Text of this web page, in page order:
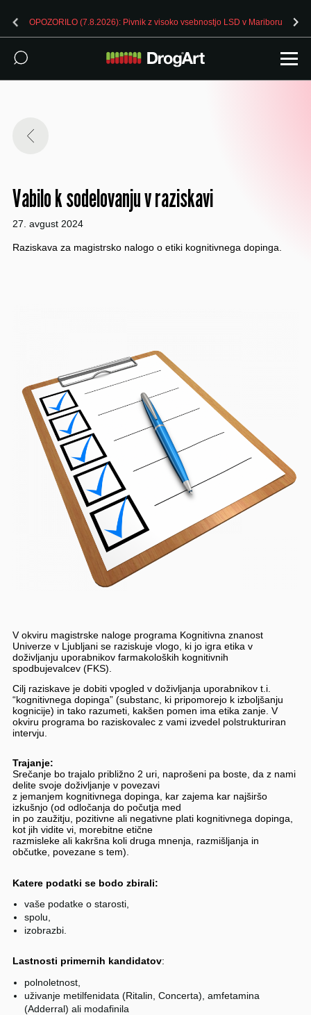
OPOZORILO (7.8.2026): Pivnik z visoko vsebnostjo LSD v Mariboru
Vabilo k sodelovanju v raziskavi
27. avgust 2024
Raziskava za magistrsko nalogo o etiki kognitivnega dopinga.
V okviru magistrske naloge programa Kognitivna znanost
Univerze v Ljubljani se raziskuje vlogo, ki jo igra etika v
doživljanju uporabnikov farmakoloških kognitivnih
spodbujevalcev (FKS).
Cilj raziskave je dobiti vpogled v doživljanja uporabnikov t.i.
“kognitivnega dopinga” (substanc, ki pripomorejo k izboljšanju
kognicije) in tako razumeti, kakšen pomen ima etika zanje. V
okviru programa bo raziskovalec z vami izvedel polstrukturiran
intervju.
Trajanje:
Srečanje bo trajalo približno 2 uri, naprošeni pa boste, da z nami
delite svoje doživljanje v povezavi
z jemanjem kognitivnega dopinga, kar zajema kar najširšo
izkušnjo (od odločanja do počutja med
in po zaužitju, pozitivne ali negativne plati kognitivnega dopinga,
kot jih vidite vi, morebitne etične
razmisleke ali kakršna koli druga mnenja, razmišljanja in
občutke, povezane s tem).
Katere podatki se bodo zbirali:
vaše podatke o starosti,
spolu,
izobrazbi.
Lastnosti primernih kandidatov:
polnoletnost,
uživanje metilfenidata (Ritalin, Concerta), amfetamina
(Adderral) ali modafinila